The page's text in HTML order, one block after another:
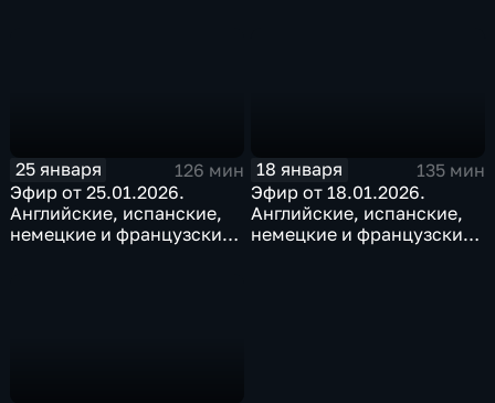
25 января
126 мин
Эфир от 25.01.2026.
Английские, испанские,
немецкие и французские
18 января
135 мин
Эфир от 18.01.2026.
Английские, испанские,
немецкие и французские